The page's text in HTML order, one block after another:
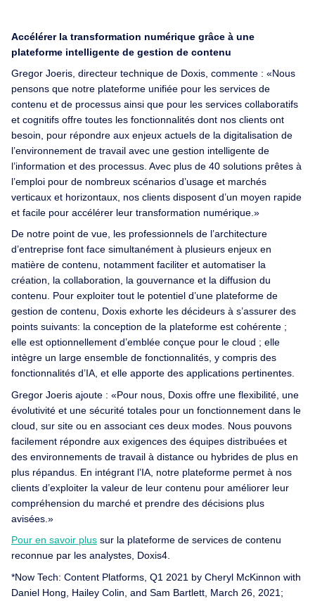
Accélérer la transformation numérique grâce à une
plateforme intelligente de gestion de contenu
Gregor Joeris, directeur technique de Doxis, commente : «Nous
pensons que notre plateforme unifiée pour les services de
contenu et de processus ainsi que pour les services collaboratifs
et cognitifs offre toutes les fonctionnalités dont nos clients ont
besoin, pour répondre aux enjeux actuels de la digitalisation de
l’environnement de travail avec une gestion intelligente de
l’information et des processus. Avec plus de 40 solutions prêtes à
l’emploi pour de nombreux scénarios d’usage et marchés
verticaux et horizontaux, nos clients disposent d’un moyen rapide
et facile pour accélérer leur transformation numérique.»
De notre point de vue, les professionnels de l’architecture
d’entreprise font face simultanément à plusieurs enjeux en
matière de contenu, notamment faciliter et automatiser la
création, la collaboration, la gouvernance et la diffusion du
contenu. Pour exploiter tout le potentiel d’une plateforme de
gestion de contenu, Doxis exhorte les décideurs à s’assurer des
points suivants: la conception de la plateforme est cohérente ;
elle est optionnellement d’emblée conçue pour le cloud ; elle
intègre un large ensemble de fonctionnalités, y compris des
fonctionnalités d’IA, et elle apporte des applications pertinentes.
Gregor Joeris ajoute : «Pour nous, Doxis offre une flexibilité, une
évolutivité et une sécurité totales pour un fonctionnement dans le
cloud, sur site ou en associant ces deux modes. Nous pouvons
facilement répondre aux exigences des équipes distribuées et
des environnements de travail à distance ou hybrides de plus en
plus répandus. En intégrant l’IA, notre plateforme permet à nos
clients d’exploiter la valeur de leur contenu pour améliorer leur
compréhension du marché et prendre des décisions plus
avisées.»
Pour en savoir plus sur la plateforme de services de contenu
reconnue par les analystes, Doxis4.
*Now Tech: Content Platforms, Q1 2021 by Cheryl McKinnon with
Daniel Hong, Hailey Colin, and Sam Bartlett, March 26, 2021;